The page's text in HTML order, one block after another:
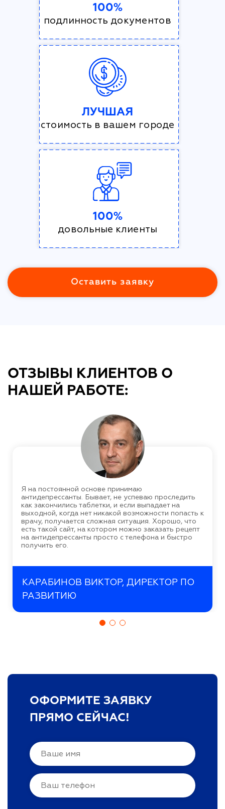
100%
подлинность документов
ЛУЧШАЯ
стоимость в вашем городе
100%
довольные клиенты
Оставить заявку
ОТЗЫВЫ КЛИЕНТОВ О
НАШЕЙ РАБОТЕ:
Я на постоянной основе принимаю
антидепрессанты. Бывает, не успеваю проследить
как закончились таблетки, и если выпадает на
выходной, когда нет никакой возможности попасть к
врачу, получается сложная ситуация. Хорошо, что
есть такой сайт, на котором можно заказать рецепт
на антидепрессанты просто с телефона и быстро
получить его.
КАРАБИНОВ ВИКТОР, ДИРЕКТОР ПО
РАЗВИТИЮ
ОФОРМИТЕ ЗАЯВКУ
ПРЯМО СЕЙЧАС!